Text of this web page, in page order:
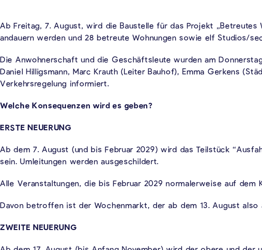
Ab Freitag, 7. August, wird die Baustelle für das Projekt
andauern werden und 28 betreute Wohnungen sowie elf Studios/
Die Anwohnerschaft und die Geschäftsleute wurden am
Daniel Hilligsmann, Marc Krauth (Leiter Bauhof), Emma Gerkens
Verkehrsregelung informiert.
Welche Konsequenzen wird es geben?
ERSTE NEUERUNG
Ab dem 7. August (und bis Februar 2029) wird das Teilstück
sein. Umleitungen werden ausgeschildert.
Alle Veranstaltungen, die bis Februar 2029 normalerweise auf
Davon betroffen ist der Wochenmarkt, der ab dem 13. August also
ZWEITE NEUERUNG